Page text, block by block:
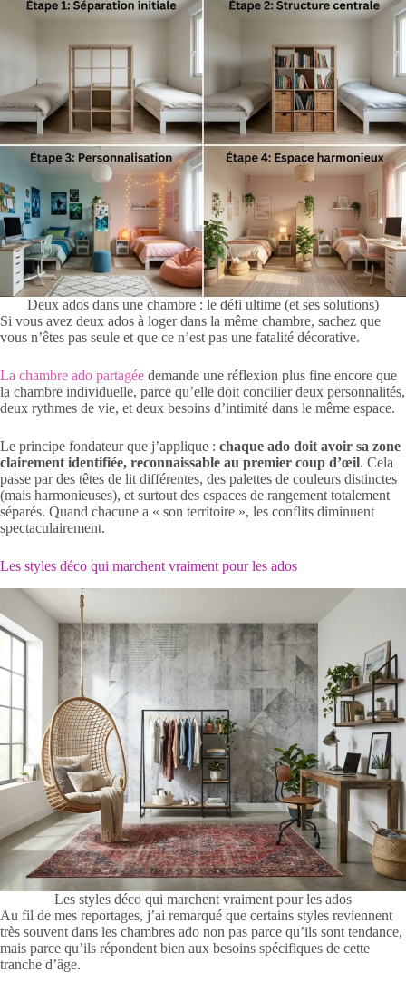
Deux ados dans une chambre : le défi ultime (et ses solutions)
Si vous avez deux ados à loger dans la même chambre, sachez que
vous n’êtes pas seule et que ce n’est pas une fatalité décorative.
La chambre ado partagée demande une réflexion plus fine encore que
la chambre individuelle, parce qu’elle doit concilier deux personnalités,
deux rythmes de vie, et deux besoins d’intimité dans le même espace.
Le principe fondateur que j’applique : chaque ado doit avoir sa zone
clairement identifiée, reconnaissable au premier coup d’œil. Cela
passe par des têtes de lit différentes, des palettes de couleurs distinctes
(mais harmonieuses), et surtout des espaces de rangement totalement
séparés. Quand chacune a « son territoire », les conflits diminuent
spectaculairement.
Les styles déco qui marchent vraiment pour les ados
Les styles déco qui marchent vraiment pour les ados
Au fil de mes reportages, j’ai remarqué que certains styles reviennent
très souvent dans les chambres ado non pas parce qu’ils sont tendance,
mais parce qu’ils répondent bien aux besoins spécifiques de cette
tranche d’âge.